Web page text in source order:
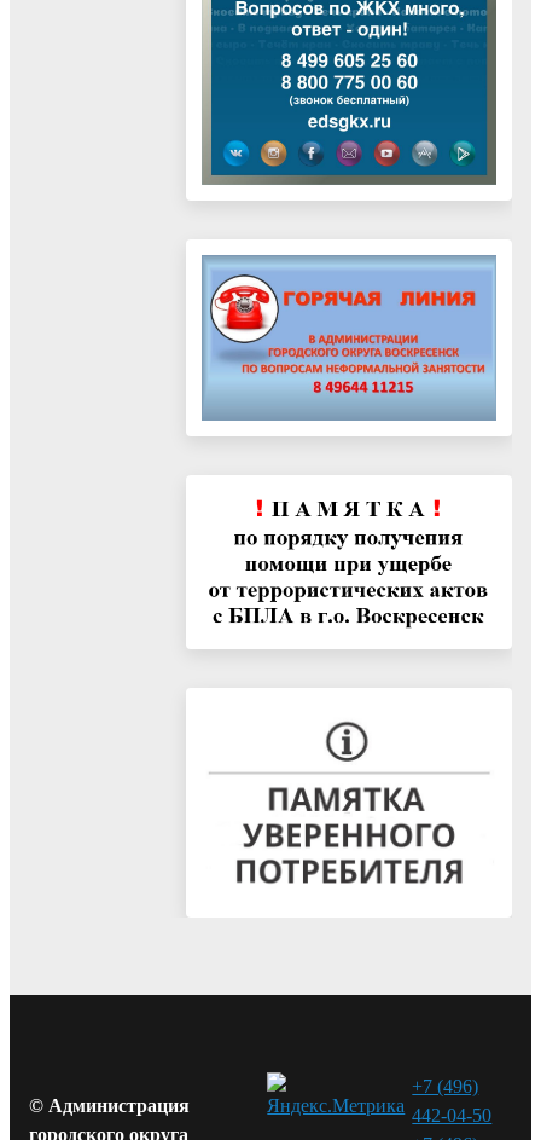
© Администрация
городского округа
+7 (496)
442-04-50